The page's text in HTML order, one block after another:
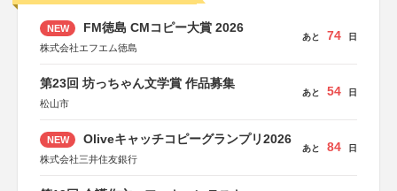
NEW FM徳島 CMコピー大賞 2026
株式会社エフエム徳島
あと 74 日
第23回 坊っちゃん文学賞 作品募集
松山市
あと 54 日
NEW Oliveキャッチコピーグランプリ2026
株式会社三井住友銀行
あと 84 日